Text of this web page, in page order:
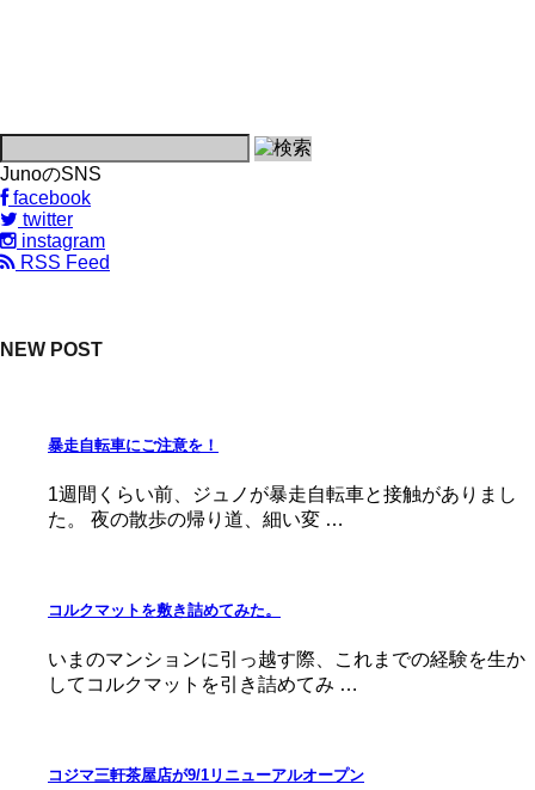
JunoのSNS
facebook
twitter
instagram
RSS Feed
NEW POST
暴走自転車にご注意を！
1週間くらい前、ジュノが暴走自転車と接触がありまし
た。 夜の散歩の帰り道、細い変 …
コルクマットを敷き詰めてみた。
いまのマンションに引っ越す際、これまでの経験を生か
してコルクマットを引き詰めてみ …
コジマ三軒茶屋店が9/1リニューアルオープン